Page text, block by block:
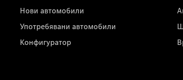
Нови автомобили
Употребявани автомобили
Конфигуратор